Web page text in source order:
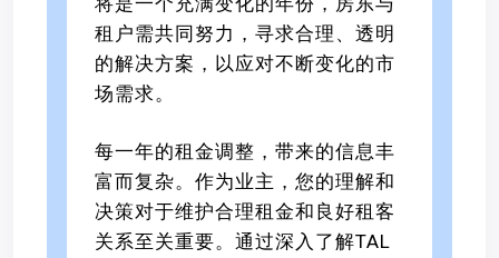
租户需共同努力，寻求合理、透明
的解决方案，以应对不断变化的市
场需求。
每一年的租金调整，带来的信息丰
富而复杂。作为业主，您的理解和
决策对于维护合理租金和良好租客
关系至关重要。通过深入了解TAL